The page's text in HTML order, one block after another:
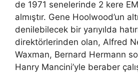
de 1971 senelerinde 2 kere
almıştır. Gene Hoolwood’un
denilebilecek bir yarıyılda
direktörlerinden olan, Alfred
Waxman, Bernard Hermann
Hanry Mancini’yle beraber